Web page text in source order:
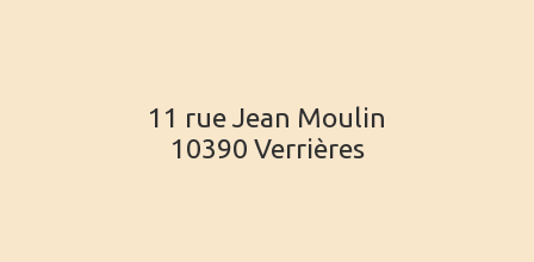
11 rue Jean Moulin
10390 Verrières